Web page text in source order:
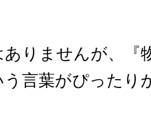
ありませんが、『
う言葉がぴったり